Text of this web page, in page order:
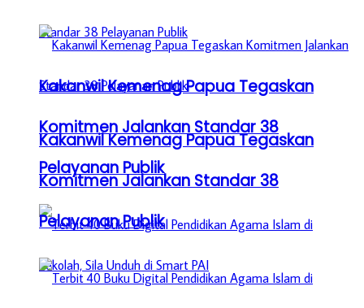
Kakanwil Kemenag Papua Tegaskan
Komitmen Jalankan Standar 38
Pelayanan Publik
Kakanwil Kemenag Papua Tegaskan
Komitmen Jalankan Standar 38
Pelayanan Publik